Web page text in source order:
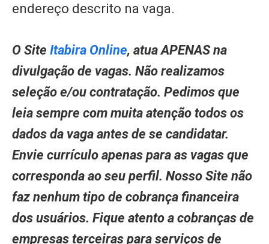
endereço descrito na vaga.
O Site Itabira Online, atua APENAS na
divulgação de vagas. Não realizamos
seleção e/ou contratação. Pedimos que
leia sempre com muita atenção todos os
dados da vaga antes de se candidatar.
Envie currículo apenas para as vagas que
corresponda ao seu perfil. Nosso Site não
faz nenhum tipo de cobrança financeira
dos usuários. Fique atento a cobranças de
empresas terceiras para serviços de